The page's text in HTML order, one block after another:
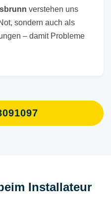
verstehen uns
sondern auch als
– damit Probleme
Installateur